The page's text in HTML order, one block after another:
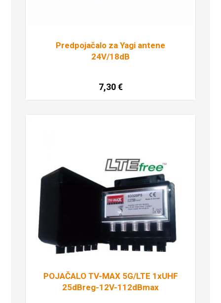
Predpojačalo za Yagi antene
24V/18dB
7,30€
Dodaj u košaricu
POJAČALO TV-MAX 5G/LTE 1xUHF
25dBreg-12V-112dBmax